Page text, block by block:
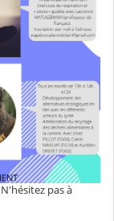
pas à